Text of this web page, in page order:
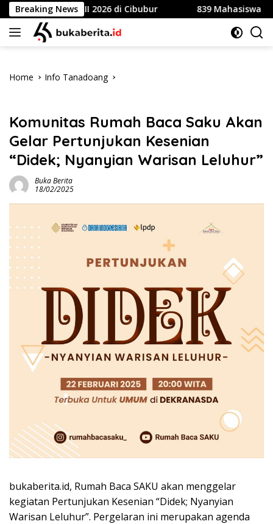
Skip
to
content
Breaking News
XII 2026 di Cibubur 839 Mahasiswa Universitas
Home Info Tanadoang
Komunitas Rumah Baca Saku Akan
Gelar Pertunjukan Kesenian
“Didek; Nyanyian Warisan Leluhur”
Buka Berita
18/02/2025
bukaberita.id, Rumah Baca SAKU akan menggelar
kegiatan Pertunjukan Kesenian “Didek; Nyanyian
Warisan Leluhur”. Pergelaran ini merupakan agenda